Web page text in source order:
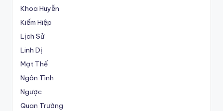
Khoa Huyễn
Kiếm Hiệp
Lịch Sử
Linh Dị
Mạt Thế
Ngôn Tình
Ngược
Quan Trường